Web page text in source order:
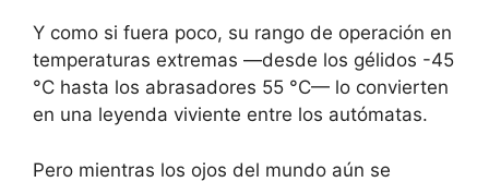
Y como si fuera poco, su rango de operación en
temperaturas extremas —desde los gélidos -45
°C hasta los abrasadores 55 °C— lo convierten
en una leyenda viviente entre los autómatas.
Pero mientras los ojos del mundo aún se